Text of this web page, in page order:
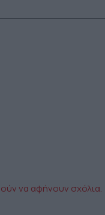
να αφήνουν σχόλια.